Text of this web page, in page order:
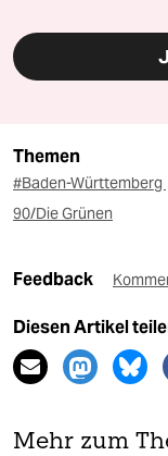
Themen
#Baden-Württemberg
90/Die Grünen
Feedback
Diesen Artikel
Mehr zum